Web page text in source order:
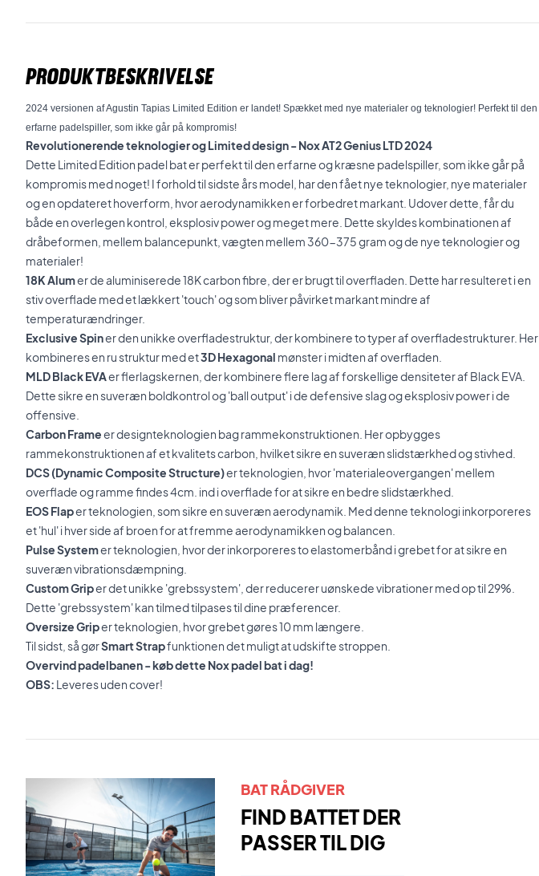
PRODUKTBESKRIVELSE
2024 versionen af Agustin Tapias Limited Edition er landet! Spækket med nye materialer og teknologier! Perfekt til den
erfarne padelspiller, som ikke går på kompromis!
Revolutionerende teknologier og Limited design - Nox AT2 Genius LTD 2024
Dette Limited Edition padel bat er perfekt til den erfarne og kræsne padelspiller, som ikke går på
kompromis med noget! I forhold til sidste års model, har den fået nye teknologier, nye materialer
og en opdateret hoverform, hvor aerodynamikken er forbedret markant. Udover dette, får du
både en overlegen kontrol, eksplosiv power og meget mere. Dette skyldes kombinationen af
dråbeformen, mellem balancepunkt, vægten mellem 360-375 gram og de nye teknologier og
materialer!
18K Alumer de aluminiserede 18K carbon fibre, der er brugt til overfladen. Dette har resulteret i en
stiv overflade med et lækkert 'touch' og som bliver påvirket markant mindre af
temperaturændringer.
Exclusive Spiner den unikke overfladestruktur, der kombinere to typer af overfladestrukturer. Her
kombineres en ru struktur med et3D Hexagonal mønster i midten af overfladen.
MLD Black EVAer flerlagskernen, der kombinere flere lag af forskellige densiteter af Black EVA.
Dette sikre en suveræn boldkontrol og 'ball output' i de defensive slag og eksplosiv power i de
offensive.
Carbon Frameer designteknologien bag rammekonstruktionen. Her opbygges
rammekonstruktionen af et kvalitets carbon, hvilket sikre en suveræn slidstærkhed og stivhed.
DCS (Dynamic Composite Structure)er teknologien, hvor 'materialeovergangen' mellem
overflade og ramme findes 4cm. ind i overflade for at sikre en bedre slidstærkhed.
EOS Flaper teknologien, som sikre en suveræn aerodynamik. Med denne teknologi inkorporeres
et 'hul' i hver side af broen for at fremme aerodynamikken og balancen.
Pulse Systemer teknologien, hvor der inkorporeres to elastomerbånd i grebet for at sikre en
suveræn vibrationsdæmpning.
Custom Griper det unikke 'grebssystem', der reducerer uønskede vibrationer med op til 29%.
Dette 'grebssystem' kan tilmed tilpases til dine præferencer.
Oversize Griper teknologien, hvor grebet gøres 10 mm længere.
Til sidst, så gørSmart Strapfunktionen det muligt at udskifte stroppen.
Overvind padelbanen - køb dette Nox padel bat i dag!
OBS: Leveres uden cover!
BAT RÅDGIVER
FIND BATTET DER
PASSER TIL DIG